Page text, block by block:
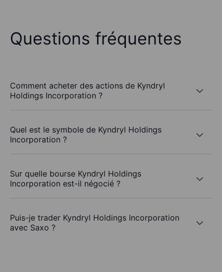
Questions fréquentes
Comment acheter des actions de Kyndryl
Holdings Incorporation ?
Quel est le symbole de Kyndryl Holdings
Incorporation ?
Sur quelle bourse Kyndryl Holdings
Incorporation est-il négocié ?
Puis-je trader Kyndryl Holdings Incorporation
avec Saxo ?